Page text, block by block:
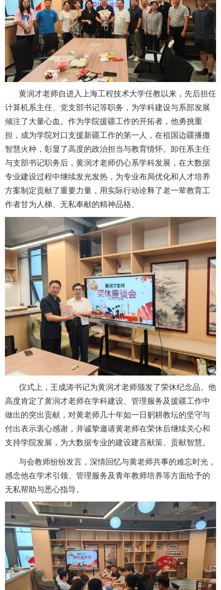
黄润才老师自进入上海工程技术大学任教以来，先后担任
计算机系主任、党支部书记等职务，为学科建设与系部发展
倾注了大量心血。作为学院援疆工作的开拓者，他勇挑重
担，成为学院对口支援新疆工作的第一人，在祖国边疆播撒
智慧火种，彰显了高度的政治担当与教育情怀。卸任系主任
与支部书记职务后，黄润才老师仍心系学科发展，在大数据
专业建设过程中继续发光发热，为专业布局优化和人才培养
方案制定贡献了重要力量，用实际行动诠释了老一辈教育工
作者甘为人梯、无私奉献的精神品格。
仪式上，王成涛书记为黄润才老师颁发了荣休纪念品。他
高度肯定了黄润才老师在学科建设、管理服务及援疆工作中
做出的突出贡献，对黄老师几十年如一日躬耕教坛的坚守与
付出表示衷心感谢，并诚挚邀请黄老师在荣休后继续关心和
支持学院发展，为大数据专业的建设建言献策、贡献智慧。
与会教师纷纷发言，深情回忆与黄老师共事的难忘时光，
感念他在学术引领、管理服务及青年教师培养等方面给予的
无私帮助与悉心指导。